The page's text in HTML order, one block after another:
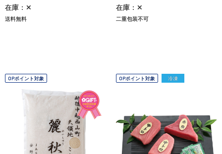
在庫：✕
送料無料
在庫：✕
二重包装不可
OPポイント対象 OPポイント対象 冷凍